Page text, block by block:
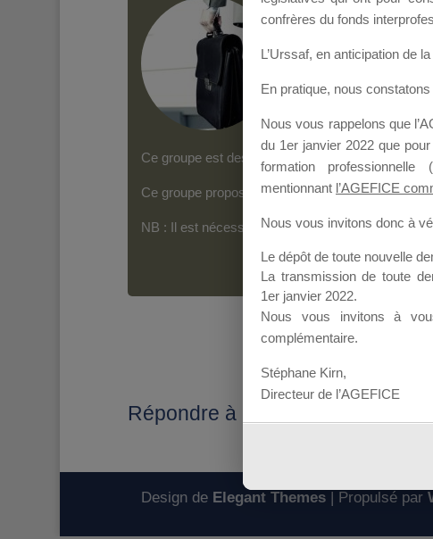
Groupe Public il y a un
Ce groupe est destiné aux Organismes de
Ce groupe propose un forum dédié au support
NB : Il est nécessaire d’êtreinscrit(e)pour
Répondre à : Transmission DPC
Design de Elegant Themes| Propulsé par
confrères du fonds
L’Urssaf, en anticipation de la
En pratique, nous constatons
Nous vous rappelons que
du 1er janvier 2022 que
formation
mentionnant l’AGEFICE
Nous vous invitons donc à
Le dépôt de toute nouvelle
La transmission de toute
1er janvier 2022.
Nous vous invitons à
complémentaire.
Stéphane Kirn,
Directeur de l’AGEFICE